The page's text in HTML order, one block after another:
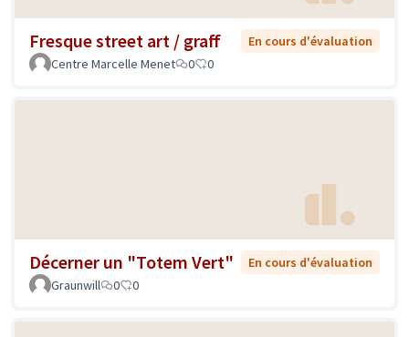
Fresque street art / graff
En cours d'évaluation
Centre Marcelle Menet
0 0
Décerner un "Totem Vert"
En cours d'évaluation
Graunwill
0 0